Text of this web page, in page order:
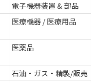
電子機器装置 & 部品
医療機器 / 医療用品
医薬品
石油・ガス・精製/販売